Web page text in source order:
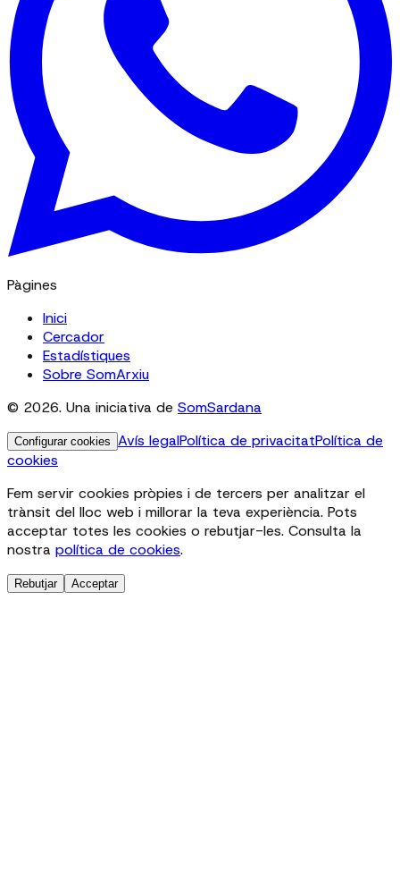
Pàgines
Inici
Cercador
Estadístiques
Sobre SomArxiu
© 2026. Una iniciativa de SomSardana
Configurar cookies Avís legalPolítica de privacitatPolítica de
cookies
Fem servir cookies pròpies i de tercers per analitzar el
trànsit del lloc web i millorar la teva experiència. Pots
acceptar totes les cookies o rebutjar-les. Consulta la
nostra política de cookies.
Rebutjar Acceptar